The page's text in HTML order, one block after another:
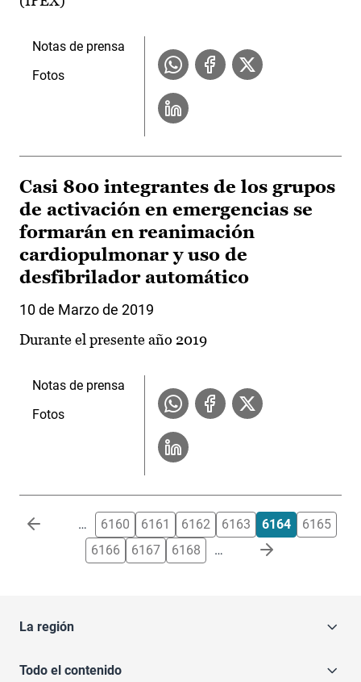
Notas de prensa
Fotos
Casi 800 integrantes de los grupos
de activación en emergencias se
formarán en reanimación
cardiopulmonar y uso de
desfibrilador automático
10 de Marzo de 2019
Durante el presente año 2019
Notas de prensa
Fotos
Paginación … 6160 6161 6162 6163 6164
6165
6166
6167 6168 …
La región
Todo el contenido